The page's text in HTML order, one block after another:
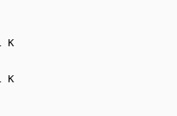
K
K